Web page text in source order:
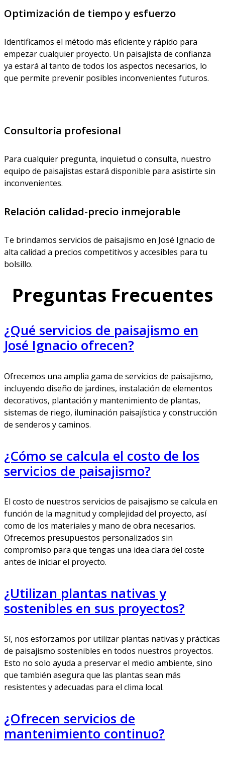
Optimización de tiempo y esfuerzo
Identificamos el método más eficiente y rápido para
empezar cualquier proyecto. Un paisajista de confianza
ya estará al tanto de todos los aspectos necesarios, lo
que permite prevenir posibles inconvenientes futuros.
Consultoría profesional
Para cualquier pregunta, inquietud o consulta, nuestro
equipo de paisajistas estará disponible para asistirte sin
inconvenientes.
Relación calidad-precio inmejorable
Te brindamos servicios de paisajismo en José Ignacio de
alta calidad a precios competitivos y accesibles para tu
bolsillo.
Preguntas Frecuentes
¿Qué servicios de paisajismo en
José Ignacio ofrecen?
Ofrecemos una amplia gama de servicios de paisajismo,
incluyendo diseño de jardines, instalación de elementos
decorativos, plantación y mantenimiento de plantas,
sistemas de riego, iluminación paisajística y construcción
de senderos y caminos.
¿Cómo se calcula el costo de los
servicios de paisajismo?
El costo de nuestros servicios de paisajismo se calcula en
función de la magnitud y complejidad del proyecto, así
como de los materiales y mano de obra necesarios.
Ofrecemos presupuestos personalizados sin
compromiso para que tengas una idea clara del coste
antes de iniciar el proyecto.
¿Utilizan plantas nativas y
sostenibles en sus proyectos?
Sí, nos esforzamos por utilizar plantas nativas y prácticas
de paisajismo sostenibles en todos nuestros proyectos.
Esto no solo ayuda a preservar el medio ambiente, sino
que también asegura que las plantas sean más
resistentes y adecuadas para el clima local.
¿Ofrecen servicios de
mantenimiento continuo?